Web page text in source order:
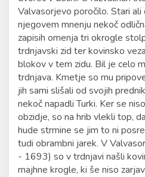
Valvasorjevo poročilo. Stari
njegovem mnenju nekoč
zapisih omenja tri okrogle
trdnjavski zid ter kovinsko
blokov v tem zidu. Bil je celo
trdnjava. Kmetje so mu
jih sami slišali od svojih
nekoč napadli Turki. Ker se
obzidje, so na hrib vlekli top,
hude strmine se jim to ni
tudi obrambni jarek. V
- 1693) so v trdnjavi našli
majhne krogle, ki še niso